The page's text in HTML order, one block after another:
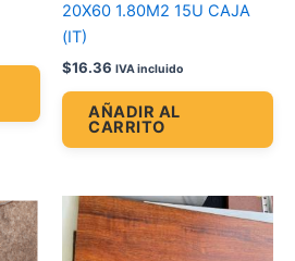
20X60 1.80M2 15U CAJA
(IT)
$16.36 IVA incluido
AÑADIR AL
CARRITO